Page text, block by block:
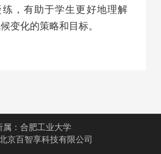
，有助于学生更好地理解
变化的策略和目标。
： 合肥工业大学
京百智享科技有限公司